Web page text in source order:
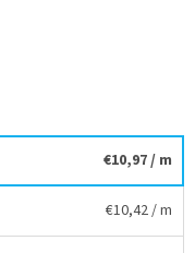
€10,97/ m
€10,42/ m